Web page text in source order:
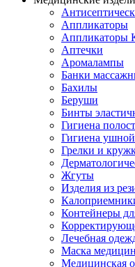
Аппликаторы
Аппликаторы
Аптечки
Аромалампы
Банки
Бахилы
Беруши
Бинты
Гигиена
Гигиена
Грелки и
Жгуты
Изделия из
Контейнеры
Лечебная
Маска
Медицинская